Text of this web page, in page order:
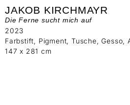
JAKOB KIRCHMAYR
Die Ferne sucht mich auf
2023
Farbstift, Pigment, Tusche, Gesso,
147 x 281 cm